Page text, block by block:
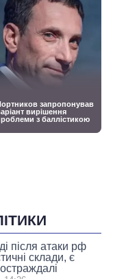
після атаки рф
склади, є